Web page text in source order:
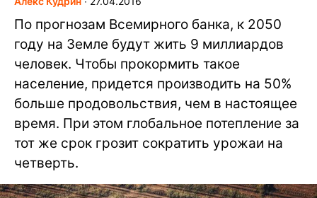
По прогнозам Всемирного банка, к 2050
году на Земле будут жить 9 миллиардов
человек. Чтобы прокормить такое
население, придется производить на 50%
больше продовольствия, чем в настоящее
время. При этом глобальное потепление за
тот же срок грозит сократить урожаи на
четверть.